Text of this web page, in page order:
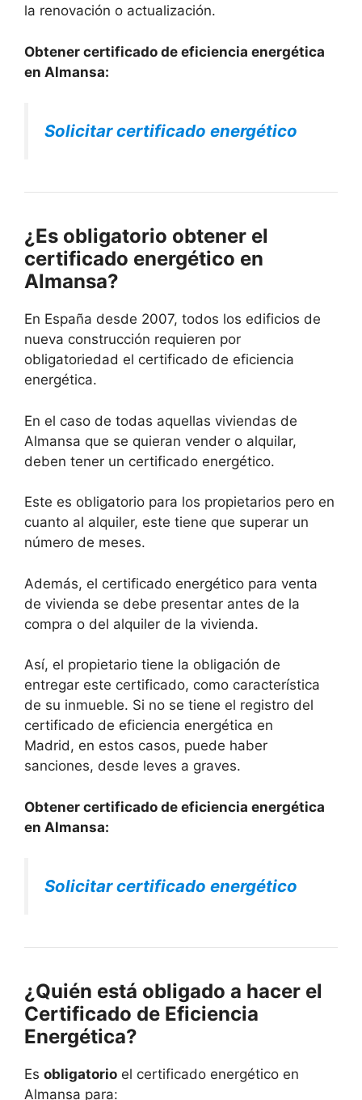
la renovación o actualización.
Obtener certificado de eficiencia energética
en Almansa:
Solicitar certificado energético
¿Es obligatorio obtener el
certificado energético en
Almansa?
En España desde 2007, todos los edificios de
nueva construcción requieren por
obligatoriedad el certificado de eficiencia
energética.
En el caso de todas aquellas viviendas de
Almansa que se quieran vender o alquilar,
deben tener un certificado energético.
Este es obligatorio para los propietarios pero en
cuanto al alquiler, este tiene que superar un
número de meses.
Además, el certificado energético para venta
de vivienda se debe presentar antes de la
compra o del alquiler de la vivienda.
Así, el propietario tiene la obligación de
entregar este certificado, como característica
de su inmueble. Si no se tiene el registro del
certificado de eficiencia energética en
Madrid, en estos casos, puede haber
sanciones, desde leves a graves.
Obtener certificado de eficiencia energética
en Almansa:
Solicitar certificado energético
¿Quién está obligado a hacer el
Certificado de Eficiencia
Energética?
Es obligatorio el certificado energético en
Almansa para: